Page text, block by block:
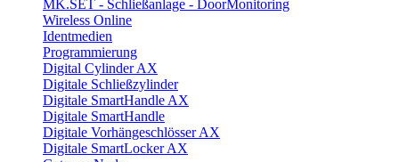
MK.SET - Schließanlage - DoorMonitoring
Wireless Online
Identmedien
Programmierung
Digital Cylinder AX
Digitale Schließzylinder
Digitale SmartHandle AX
Digitale SmartHandle
Digitale Vorhängeschlösser AX
Digitale SmartLocker AX